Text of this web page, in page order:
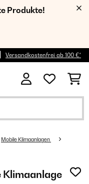
Produkte!
Versandkostenfrei ab 100 €*
Mobile Klimaanlagen
Klimaanlage